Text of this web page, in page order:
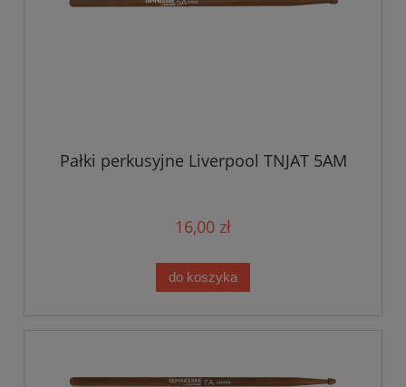
Pałki perkusyjne Liverpool TNJAT 5AM
16,00 zł
do koszyka